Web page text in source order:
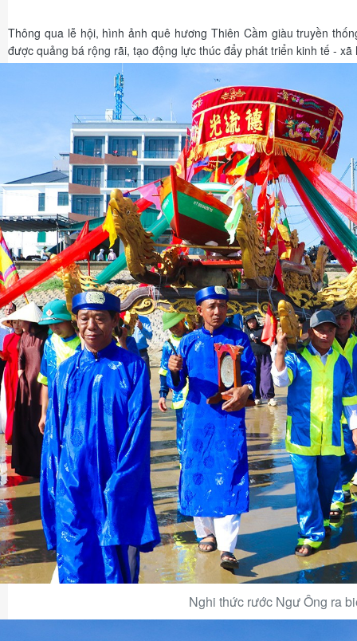
Thông qua lễ hội, hình ảnh quê hương Thiên Cầm giàu truyền
được quảng bá rộng rãi, tạo động lực thúc đẩy phát triển kinh tế -
Nghi thức rước Ngư Ông ra